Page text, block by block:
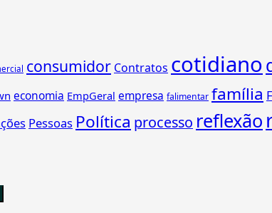
consumidor Contratos cotidiano
economia EmpGeral empresa falimentar família
Pessoas Política processo reflexão